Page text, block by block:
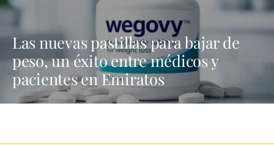
Las nuevas pastillas para bajar de
peso, un éxito entre médicos y
pacientes en Emiratos